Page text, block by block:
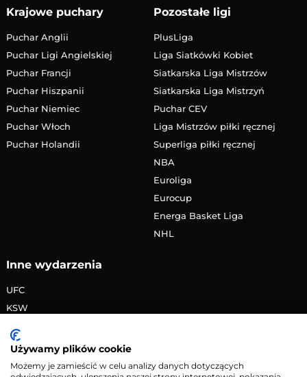
Krajowe puchary
Puchar Anglii
Puchar Ligi Angielskiej
Puchar Francji
Puchar Hiszpanii
Puchar Niemiec
Puchar Włoch
Puchar Holandii
Pozostałe ligi
PlusLiga
Liga Siatkówki Kobiet
Siatkarska Liga Mistrzów
Siatkarska Liga Mistrzyń
Puchar CEV
Liga Mistrzów piłki ręcznej
Superliga piłki ręcznej
NBA
Euroliga
Eurocup
Energa Basket Liga
NHL
Inne wydarzenia
UFC
KSW
PRIME MMA
Żużlowa Ekstraliga
Używamy plików cookie
Możemy je zamieścić w celu analizy danych dotyczących